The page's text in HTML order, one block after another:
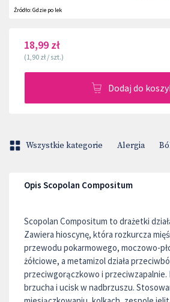
Źródło:Gdzie po lek
18,99 zł
(1,90 zł / szt.)
Dodaj do
Wszystkie kategorie Alergia
Opis Scopolan Compositum
Scopolan Compositum to drażetki
Zawiera hioscynę, która rozkurcza
przewodu pokarmowego, moczowo-
żółciowe, a metamizol działa
przeciwgorączkowo i przeciwzapalnie.
brzucha i ucisk w nadbrzuszu.